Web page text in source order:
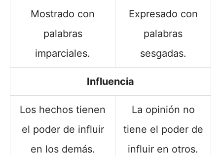
Mostrado con
palabras
imparciales.
Expresado con
palabras
sesgadas.
Influencia
Los hechos tienen
el poder de influir
en los demás.
La opinión no
tiene el poder de
influir en otros.